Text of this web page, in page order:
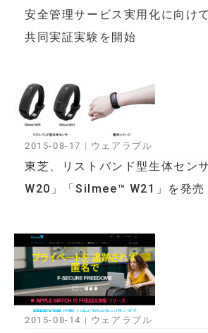
安全管理サービス実用化に向け
共同実証実験を開始
東芝、リストバンド型生体セン
W20」「Silmee™ W21」を発売
2015-08-17 | ウェアラブル
2015-08-14 | ウェアラブル